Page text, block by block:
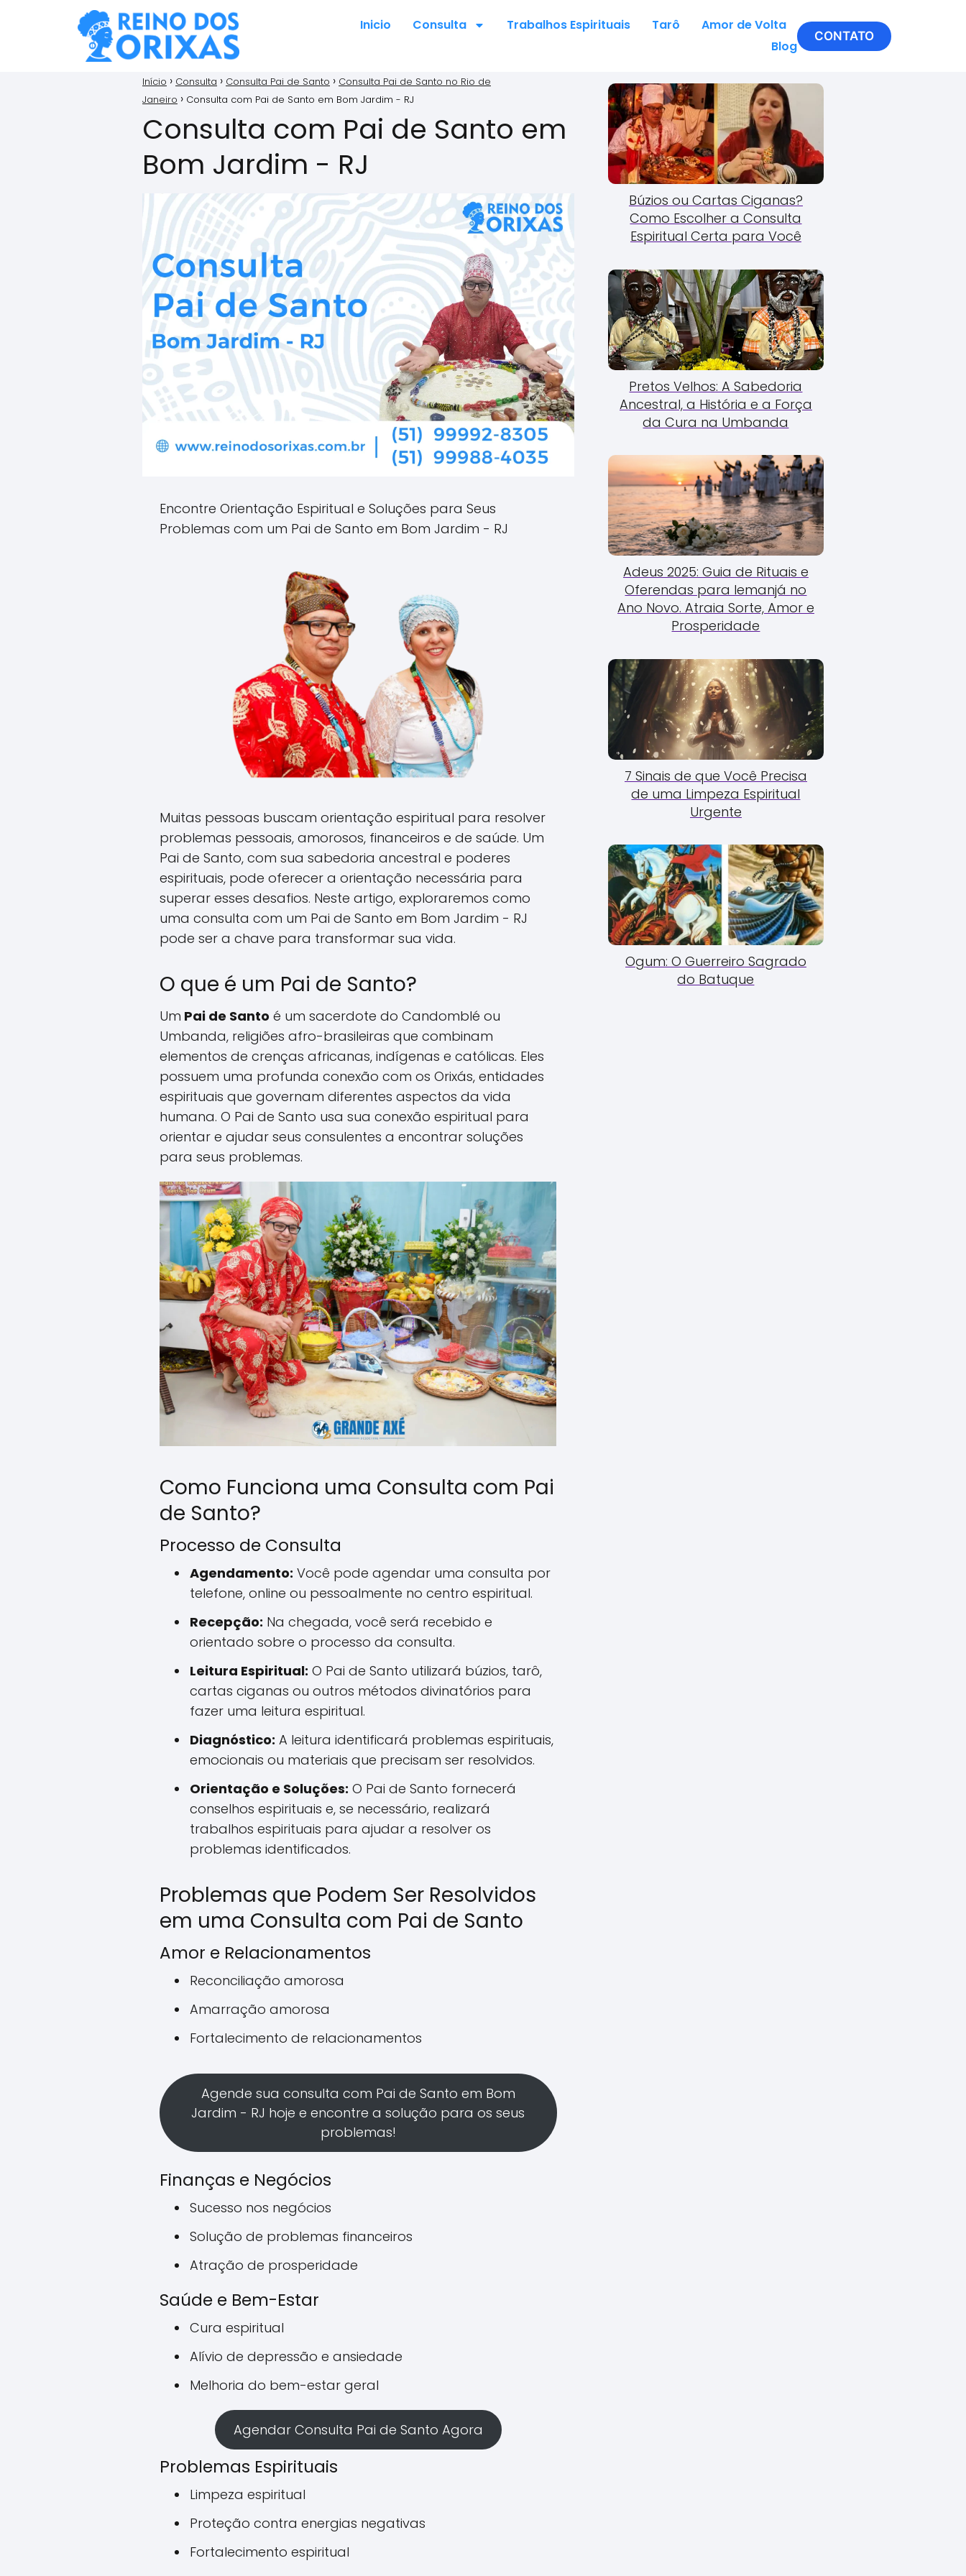
Inicio Consulta Trabalhos Espirituais Tarô
Amor de Volta
Blog
CONTATO
Início Consulta Consulta Pai de Santo
Consulta Pai de Santo no Rio de
Janeiro
Consulta com Pai de Santo em Bom Jardim - RJ
Consulta com Pai de Santo em
Bom Jardim - RJ
Encontre Orientação Espiritual e Soluções para Seus
Problemas com um Pai de Santo em Bom Jardim - RJ
Muitas pessoas buscam orientação espiritual para resolver
problemas pessoais, amorosos, financeiros e de saúde. Um
Pai de Santo, com sua sabedoria ancestral e poderes
espirituais, pode oferecer a orientação necessária para
superar esses desafios. Neste artigo, exploraremos como
uma consulta com um Pai de Santo em Bom Jardim - RJ
pode ser a chave para transformar sua vida.
O que é um Pai de Santo?
Um Pai de Santo é um sacerdote do Candomblé ou
Umbanda, religiões afro-brasileiras que combinam
elementos de crenças africanas, indígenas e católicas. Eles
possuem uma profunda conexão com os Orixás, entidades
espirituais que governam diferentes aspectos da vida
humana. O Pai de Santo usa sua conexão espiritual para
orientar e ajudar seus consulentes a encontrar soluções
para seus problemas.
Como Funciona uma Consulta com Pai
de Santo?
Processo de Consulta
Agendamento: Você pode agendar uma consulta por
telefone, online ou pessoalmente no centro espiritual.
Recepção: Na chegada, você será recebido e
orientado sobre o processo da consulta.
Leitura Espiritual: O Pai de Santo utilizará búzios, tarô,
cartas ciganas ou outros métodos divinatórios para
fazer uma leitura espiritual.
Diagnóstico: A leitura identificará problemas espirituais,
emocionais ou materiais que precisam ser resolvidos.
Orientação e Soluções: O Pai de Santo fornecerá
conselhos espirituais e, se necessário, realizará
trabalhos espirituais para ajudar a resolver os
problemas identificados.
Problemas que Podem Ser Resolvidos
em uma Consulta com Pai de Santo
Amor e Relacionamentos
Reconciliação amorosa
Amarração amorosa
Fortalecimento de relacionamentos
Agende sua consulta com Pai de Santo em Bom
Jardim - RJ hoje e encontre a solução para os seus
problemas!
Finanças e Negócios
Sucesso nos negócios
Solução de problemas financeiros
Atração de prosperidade
Saúde e Bem-Estar
Cura espiritual
Alívio de depressão e ansiedade
Melhoria do bem-estar geral
Agendar Consulta Pai de Santo Agora
Problemas Espirituais
Limpeza espiritual
Proteção contra energias negativas
Fortalecimento espiritual
Búzios ou Cartas Ciganas?
Como Escolher a Consulta
Espiritual Certa para Você
Pretos Velhos: A Sabedoria
Ancestral, a História e a Força
da Cura na Umbanda
Adeus 2025: Guia de Rituais e
Oferendas para Iemanjá no
Ano Novo. Atraia Sorte, Amor e
Prosperidade
7 Sinais de que Você Precisa
de uma Limpeza Espiritual
Urgente
Ogum: O Guerreiro Sagrado
do Batuque